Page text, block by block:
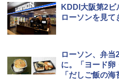
KDDI大阪第2ビ
ローソンを見て
ローソン、弁当
に。「ヨード卵
「だしご飯の海